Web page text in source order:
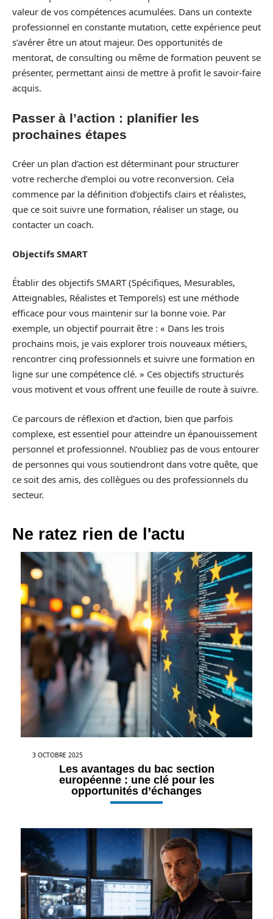
valeur de vos compétences acumulées. Dans un contexte
professionnel en constante mutation, cette expérience peut
s’avérer être un atout majeur. Des opportunités de
mentorat, de consulting ou même de formation peuvent se
présenter, permettant ainsi de mettre à profit le savoir-faire
acquis.
Passer à l’action : planifier les
prochaines étapes
Créer un plan d’action est déterminant pour structurer
votre recherche d’emploi ou votre reconversion. Cela
commence par la définition d’objectifs clairs et réalistes,
que ce soit suivre une formation, réaliser un stage, ou
contacter un coach.
Objectifs SMART
Établir des objectifs SMART (Spécifiques, Mesurables,
Atteignables, Réalistes et Temporels) est une méthode
efficace pour vous maintenir sur la bonne voie. Par
exemple, un objectif pourrait être : « Dans les trois
prochains mois, je vais explorer trois nouveaux métiers,
rencontrer cinq professionnels et suivre une formation en
ligne sur une compétence clé. » Ces objectifs structurés
vous motivent et vous offrent une feuille de route à suivre.
Ce parcours de réflexion et d’action, bien que parfois
complexe, est essentiel pour atteindre un épanouissement
personnel et professionnel. N’oubliez pas de vous entourer
de personnes qui vous soutiendront dans votre quête, que
ce soit des amis, des collègues ou des professionnels du
secteur.
Ne ratez rien de l'actu
3 OCTOBRE 2025
Les avantages du bac section
européenne : une clé pour les
opportunités d’échanges